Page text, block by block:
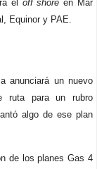
el off shore en Mar
Equinor y PAE.
anunciará un nuevo
ruta para un rubro
algo de ese plan
de los planes Gas 4